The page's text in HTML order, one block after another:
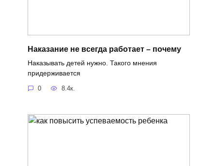
Наказание не всегда работает – почему
Наказывать детей нужно. Такого мнения
придерживается
0 8.4к.